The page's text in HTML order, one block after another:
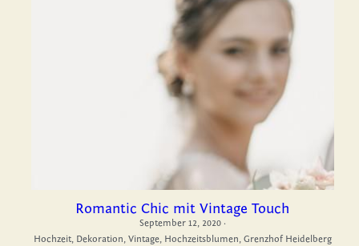
Romantic Chic mit Vintage Touch
September 12, 2020·
Hochzeit, Dekoration, Vintage, Hochzeitsblumen, Grenzhof Heidelberg